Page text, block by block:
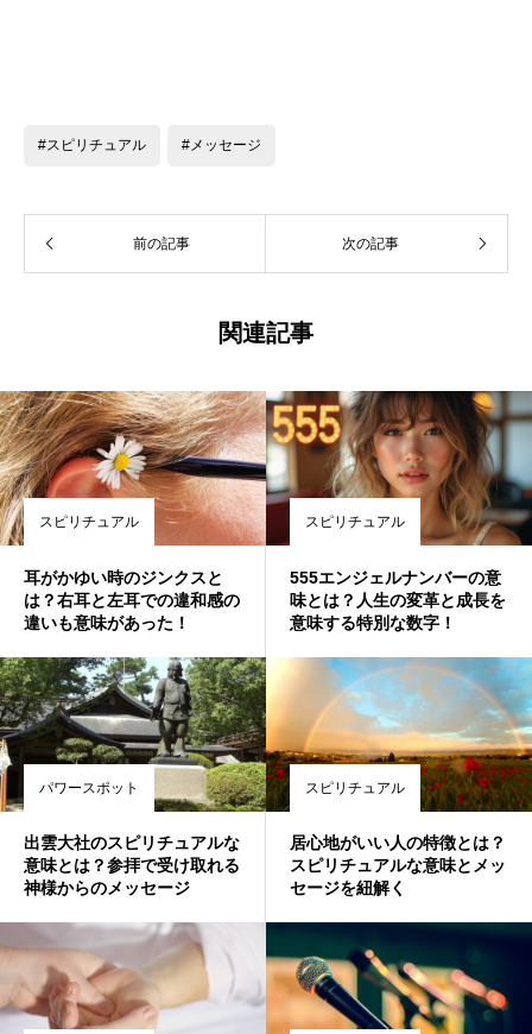
#スピリチュアル #メッセージ
前の記事 次の記事
関連記事
スピリチュアル
耳がかゆい時のジンクスと
は？右耳と左耳での違和感の
違いも意味があった！
スピリチュアル
555エンジェルナンバーの意
味とは？人生の変革と成長を
意味する特別な数字！
パワースポット
出雲大社のスピリチュアルな
意味とは？参拝で受け取れる
神様からのメッセージ
スピリチュアル
居心地がいい人の特徴とは？
スピリチュアルな意味とメッ
セージを紐解く